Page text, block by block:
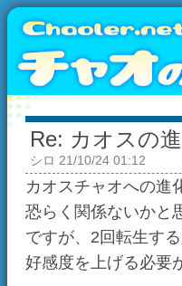
Re: カオスの進化条件
シロ21/10/24 01:12
カオスチャオへの進化自体に
恐らく関係ないかと思います！
ですが、2回転生する必要があ
好感度を上げる必要があります